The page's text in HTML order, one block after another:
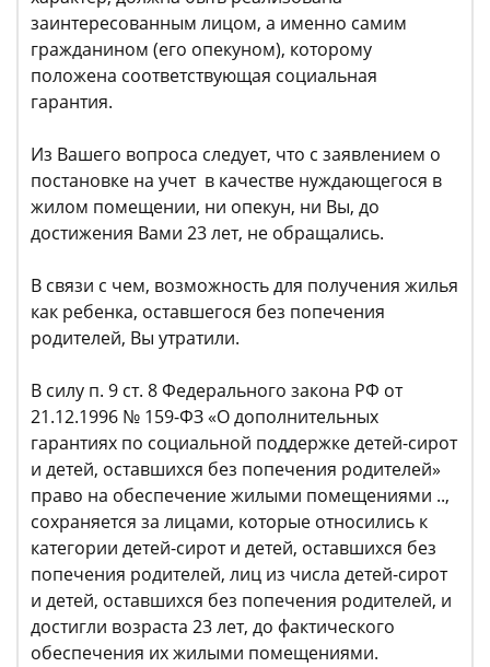
заинтересованным лицом, а именно самим
гражданином (его опекуном), которому
положена соответствующая социальная
гарантия.
Из Вашего вопроса следует, что с заявлением о
постановке на учет в качестве нуждающегося в
жилом помещении, ни опекун, ни Вы, до
достижения Вами 23 лет, не обращались.
В связи с чем, возможность для получения жилья
как ребенка, оставшегося без попечения
родителей, Вы утратили.
В силу п. 9 ст. 8 Федерального закона РФ от
21.12.1996 № 159-ФЗ «О дополнительных
гарантиях по социальной поддержке детей-сирот
и детей, оставшихся без попечения родителей»
право на обеспечение жилыми помещениями ..,
сохраняется за лицами, которые относились к
категории детей-сирот и детей, оставшихся без
попечения родителей, лиц из числа детей-сирот
и детей, оставшихся без попечения родителей, и
достигли возраста 23 лет, до фактического
обеспечения их жилыми помещениями.